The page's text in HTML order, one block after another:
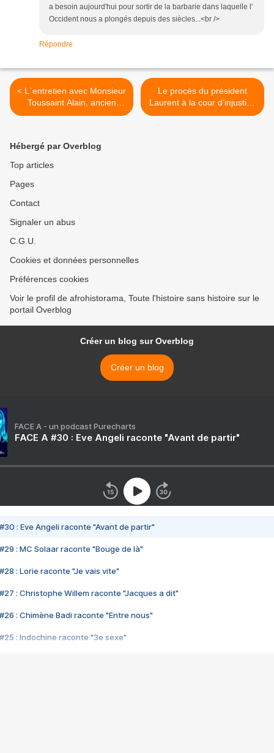
a besoin aujourd'hui pour sortir de la barbarie dans laquelle l'
Occident nous a plongés depuis des siècles...<br />
Répondre
< L`entretien avec Monsieur
Toussaint Alain, ancien
conseiller et ex-porte parole
(président de 2000 à 2011).
Le procès du président
Laurent à la cour d‘injustice
internationale. >
Hébergé par Overblog
Top articles
Pages
Contact
Signaler un abus
C.G.U.
Cookies et données personnelles
Préférences cookies
Voir le profil de afrohistorama, Toute l'histoire sans histoire sur le
portail Overblog
Créer un blog sur Overblog
Créer un blog
FACE A - un podcast Purecharts
FACE A #30 : Eve Angeli raconte "Avant de partir"
#30 : Eve Angeli raconte "Avant de partir"
#29 : MC Solaar raconte "Bouge de là"
#28 : Lorie raconte "Je vais vite"
#27 : Christophe Willem raconte "Jacques a dit"
#26 : Chimène Badi raconte "Entre nous"
#25 : Indochine raconte "3e sexe"